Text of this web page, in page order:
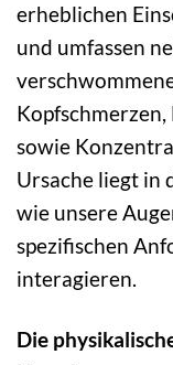
erheblichen
und umfassen
sowie
Ursache liegt in
wie unsere
spezifischen
interagieren.
Die